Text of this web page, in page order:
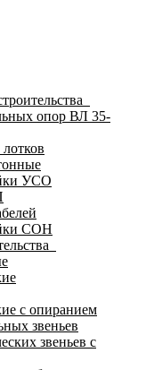
опор ВЛ 35-
УСО
СОН
с опиранием
звеньев
звеньев с